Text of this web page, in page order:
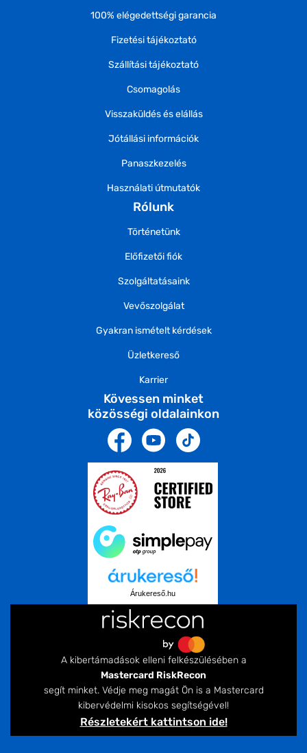
100% elégedettségi garancia
Fizetési tájékoztató
Szállítási tájékoztató
Csomagolás
Visszaküldés és elállás
Jótállási információk
Panaszkezelés
Használati útmutatók
Rólunk
Történetünk
Előfizetői fiók
Szolgáltatásaink
Vevőszolgálat
Gyakran ismételt kérdések
Üzletkereső
Karrier
Kövessen minket
közösségi oldalainkon
Árukereső.hu
A kibertámadások elleni felkészülésében a
Mastercard RiskRecon
segít minket. Védje meg magát Ön is a Mastercard
kibervédelmi kisokos segítségével!
Részletekért kattintson ide!